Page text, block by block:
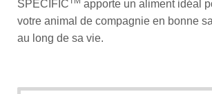
SPECIFIC
apporte un aliment idéal
votre animal de compagnie en bonne
au long de sa vie.